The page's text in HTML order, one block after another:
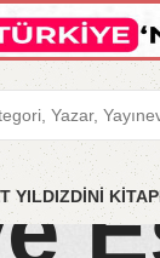
YILDIZDİNİ